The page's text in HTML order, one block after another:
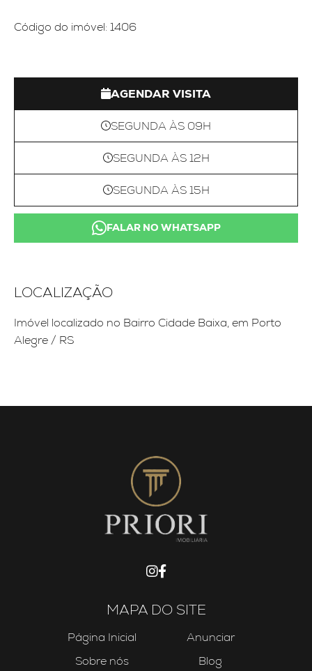
Código do imóvel: 1406
AGENDAR VISITA
SEGUNDA ÀS 09H
SEGUNDA ÀS 12H
SEGUNDA ÀS 15H
FALAR NO WHATSAPP
LOCALIZAÇÃO
Imóvel localizado no Bairro Cidade Baixa, em Porto
Alegre / RS
MAPA DO SITE
Página Inicial
Sobre nós
Anunciar
Blog